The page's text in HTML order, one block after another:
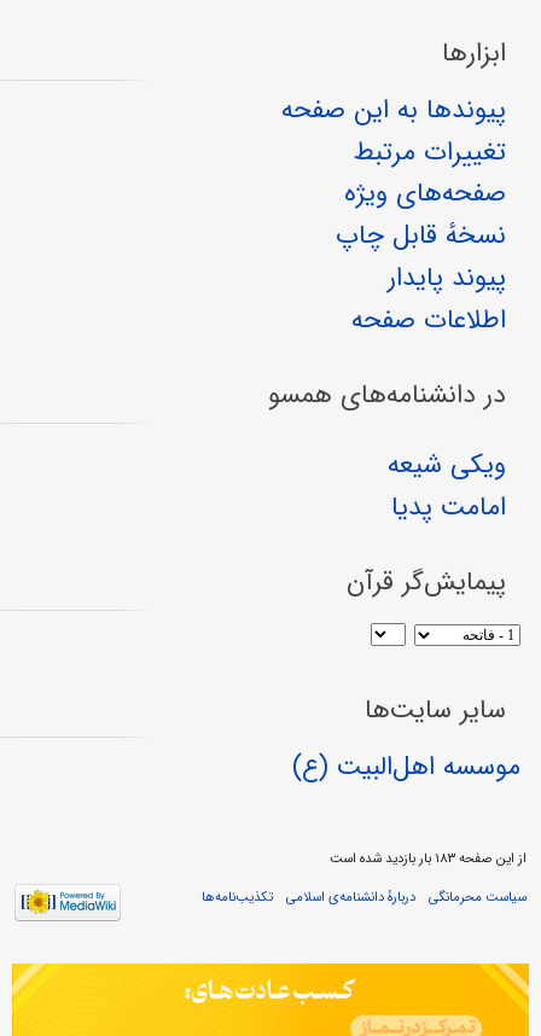
ابزارها
پیوندها به این صفحه
تغییرات مرتبط
صفحه‌های ویژه
نسخهٔ قابل چاپ
پیوند پایدار
اطلاعات صفحه
در دانشنامه‌های همسو
ویکی شیعه
امامت پدیا
پیمایش‌گر قرآن
سایر سایت‌ها
موسسه اهل‌البیت (ع)
از این صفحه ۱۸۳ بار بازدید شده است
سیاست محرمانگی
دربارهٔ دانشنامه‌ی اسلامی تکذیب‌نامه‌ها